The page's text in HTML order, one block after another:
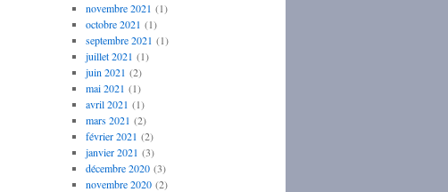
novembre 2021 (1)
octobre 2021 (1)
septembre 2021 (1)
juillet 2021 (1)
juin 2021 (2)
mai 2021 (1)
avril 2021 (1)
mars 2021 (2)
février 2021 (2)
janvier 2021 (3)
décembre 2020(3)
novembre 2020(2)